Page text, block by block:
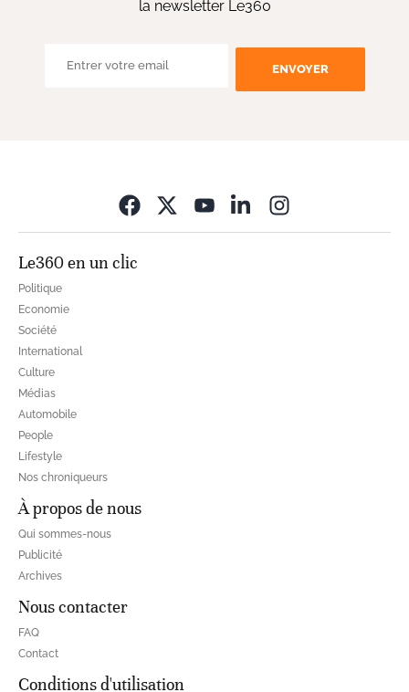
la newsletter Le360
ENVOYER
Le360 en un clic
Politique
Economie
Société
International
Culture
Médias
Automobile
People
Lifestyle
Nos chroniqueurs
À propos de nous
Qui sommes-nous
Publicité
Archives
Nous contacter
FAQ
Contact
Conditions d'utilisation